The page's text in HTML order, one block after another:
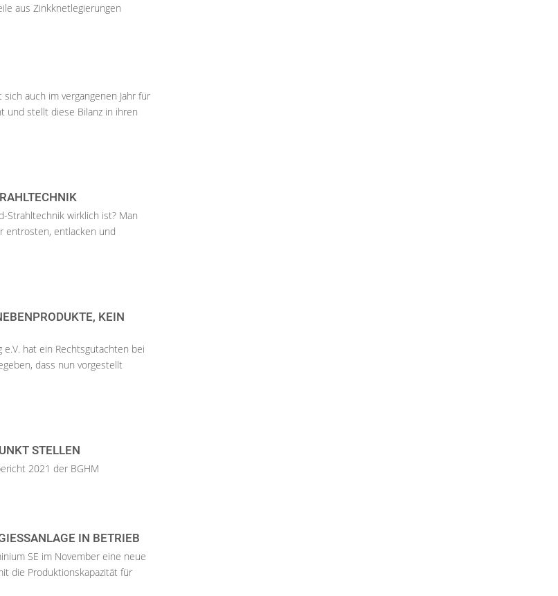
aus Zinkknetlegierungen
auch im vergangenen Jahr für
und stellt diese Bilanz in ihren
Strahltechnik wirklich ist? Man
entrosten, entlacken und
KEIN
hat ein Rechtsgutachten bei
dass nun vorgestellt
STELLEN
2021 der BGHM
IN BETRIEB
SE im November eine neue
die Produktionskapazität für